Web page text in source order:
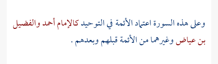
وعلى هذه السورة اعتماد الأئمة في التوحيدكالإمام أحمدوالفضيل
بن عياضوغيرهما من الأئمة قبلهم وبعدهم .